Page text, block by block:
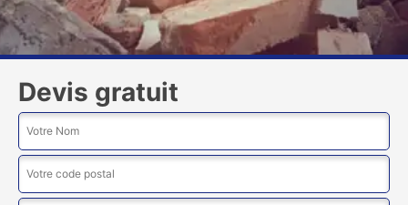
Devis gratuit